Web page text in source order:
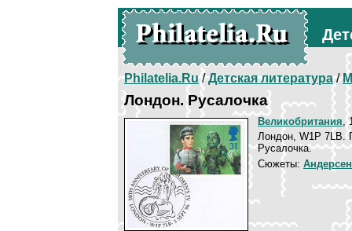
Philatelia.Ru/Детская литература/
Лондон. Русалочка
Великобритания,
Лондон, W1P 7LB.
Русалочка.
Сюжеты: